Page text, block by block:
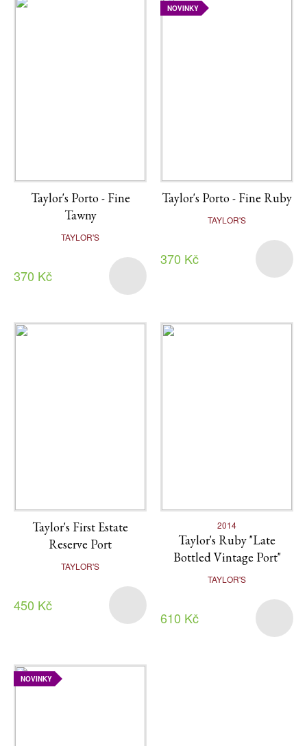
Taylor's Porto - Fine
Tawny
TAYLOR'S
370 Kč
NOVINKY
Taylor's Porto - Fine Ruby
TAYLOR'S
370 Kč
Taylor's First Estate
Reserve Port
TAYLOR'S
450 Kč
2014
Taylor's Ruby "Late
Bottled Vintage Port"
TAYLOR'S
610 Kč
NOVINKY